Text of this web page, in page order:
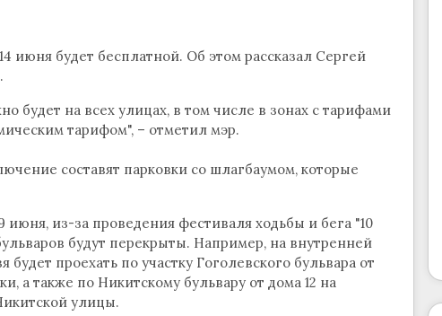
июня будет бесплатной. Об этом рассказал Сергей
будет на всех улицах, в том числе в зонах с тарифами
тарифом", – отметил мэр.
составят парковки со шлагбаумом, которые
июня, из-за проведения фестиваля ходьбы и бега "10
будут перекрыты. Например, на внутренней
будет проехать по участку Гоголевского бульвара от
а также по Никитскому бульвару от дома 12 на
улицы.